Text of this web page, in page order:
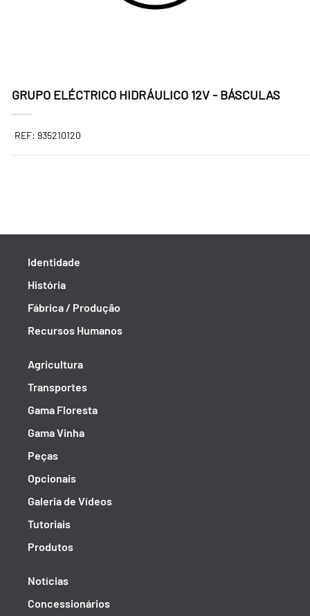
GRUPO ELÉCTRICO HIDRÁULICO 12V - BÁSCULAS
REF: 935210120
Identidade
História
Fábrica / Produção
Recursos Humanos
Agricultura
Transportes
Gama Floresta
Gama Vinha
Peças
Opcionais
Galeria de Vídeos
Tutoriais
Produtos
Notícias
Concessionários